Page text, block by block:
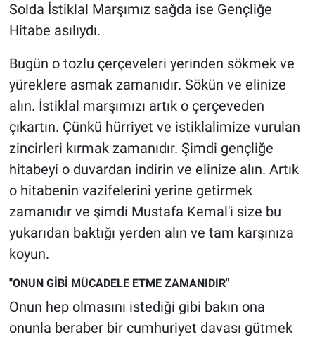
Solda İstiklal Marşımız sağda ise Gençliğe
Hitabe asılıydı.
Bugün o tozlu çerçeveleri yerinden sökmek ve
yüreklere asmak zamanıdır. Sökün ve elinize
alın. İstiklal marşımızı artık o çerçeveden
çıkartın. Çünkü hürriyet ve istiklalimize vurulan
zincirleri kırmak zamanıdır. Şimdi gençliğe
hitabeyi o duvardan indirin ve elinize alın. Artık
o hitabenin vazifelerini yerine getirmek
zamanıdır ve şimdi Mustafa Kemal'i size bu
yukarıdan baktığı yerden alın ve tam karşınıza
koyun.
"ONUN GİBİ MÜCADELE ETME ZAMANIDIR"
Onun hep olmasını istediği gibi bakın ona
onunla beraber bir cumhuriyet davası gütmek